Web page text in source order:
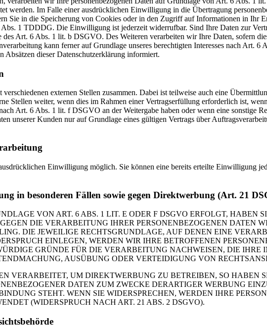
werden. Im Falle einer ausdrücklichen Einwilligung in die Übertragung
Sie in die Speicherung von Cookies oder in den Zugriff auf Informationen in Ihr
1 TDDDG. Die Einwilligung ist jederzeit widerrufbar. Sind Ihre Daten zur
Art. 6 Abs. 1 lit. b DSGVO. Des Weiteren verarbeiten wir Ihre Daten, sofern
kann ferner auf Grundlage unseres berechtigten Interesses nach Art.
Absätzen dieser Datenschutzerklärung informiert.
externen Stellen zusammen. Dabei ist teilweise auch eine
Stellen weiter, wenn dies im Rahmen einer Vertragserfüllung erforderlich ist,
Art. 6 Abs. 1 lit. f DSGVO an der Weitergabe haben oder wenn eine sonstige
unserer Kunden nur auf Grundlage eines gültigen Vertrags über
Einwilligung möglich. Sie können eine bereits erteilte Einwilligung
in besonderen Fällen sowie gegen Direktwerbung (Art. 21
VON ART. 6 ABS. 1 LIT. E ODER F DSGVO ERFOLGT, HABEN
DIE VERARBEITUNG IHRER PERSONENBEZOGENEN DATEN
DIE JEWEILIGE RECHTSGRUNDLAGE, AUF DENEN EINE
EINLEGEN, WERDEN WIR IHRE BETROFFENEN
GRÜNDE FÜR DIE VERARBEITUNG NACHWEISEN, DIE IHRE
AUSÜBUNG ODER VERTEIDIGUNG VON
VERARBEITET, UM DIREKTWERBUNG ZU BETREIBEN, SO HABEN
DATEN ZUM ZWECKE DERARTIGER WERBUNG
STEHT. WENN SIE WIDERSPRECHEN, WERDEN IHRE
(WIDERSPRUCH NACH ART. 21 ABS. 2 DSGVO).